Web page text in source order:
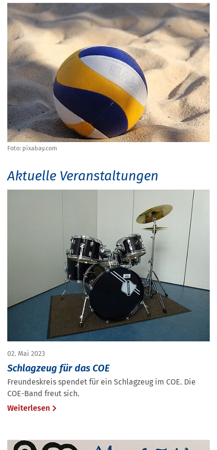
Foto: pixabay.com
Aktuelle Veranstaltungen
02. Mai 2023
Schlagzeug für das COE
Freundeskreis spendet für ein Schlagzeug im COE. Die
COE-Band freut sich.
Weiterlesen